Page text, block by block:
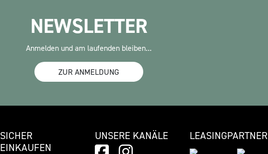
NEWSLETTER
Anmelden und am laufenden bleiben...
ZUR ANMELDUNG
SICHER
EINKAUFEN
UNSERE KANÄLE LEASINGPARTNER